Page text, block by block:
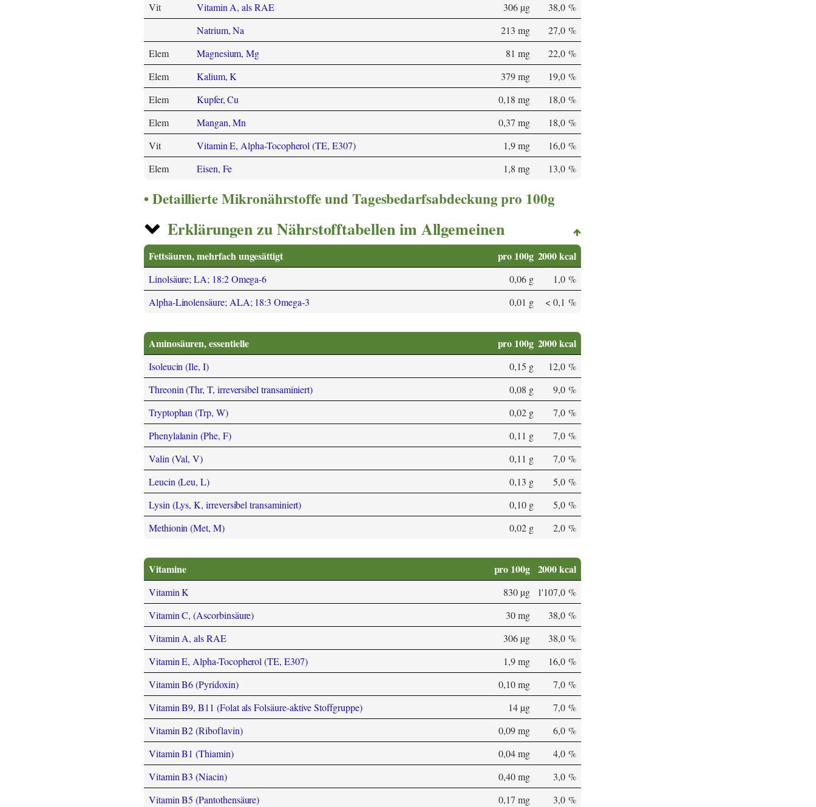
Vit
Vitamin A, als RAE 306 µg
38,0 %
Natrium, Na
213 mg
27,0 %
Elem
Magnesium, Mg 81 mg
22,0 %
Elem
Kalium, K 379 mg
19,0 %
Elem
Kupfer, Cu 0,18 mg
18,0 %
Elem
Mangan, Mn 0,37 mg
18,0 %
Vit
Vitamin E, Alpha-Tocopherol (TE, E307) 1,9 mg
16,0 %
Elem
Eisen, Fe 1,8 mg 13,0 %
Detaillierte Mikronährstoffe und Tagesbedarfsabdeckung pro 100g
Erklärungen zu Nährstofftabellen im Allgemeinen
Fettsäuren, mehrfach ungesättigt pro 100g 2000 kcal
Linolsäure; LA; 18:2 Omega-6 0,06 g
1,0 %
Alpha-Linolensäure; ALA; 18:3 Omega-3
0,01 g < 0,1 %
Aminosäuren, essentielle pro 100g 2000 kcal
Isoleucin (Ile, I) 0,15 g
12,0 %
Threonin (Thr, T, irreversibel transaminiert)
0,08 g
9,0 %
Tryptophan (Trp, W)
0,02 g
7,0 %
Phenylalanin (Phe, F)
0,11 g
7,0 %
Valin (Val, V)
0,11 g
7,0 %
Leucin (Leu, L)
0,13 g
5,0 %
Lysin (Lys, K, irreversibel transaminiert)
0,10 g
5,0 %
Methionin (Met, M)
0,02 g 2,0 %
Vitamine pro 100g 2000 kcal
Vitamin K 830 µg
1'107,0 %
Vitamin C, (Ascorbinsäure)
30 mg
38,0 %
Vitamin A, als RAE
306 µg
38,0 %
Vitamin E, Alpha-Tocopherol (TE, E307)
1,9 mg
16,0 %
Vitamin B6 (Pyridoxin)
0,10 mg
7,0 %
Vitamin B9, B11 (Folat als Folsäure-aktive Stoffgruppe)
14 µg
7,0 %
Vitamin B2 (Riboflavin)
0,09 mg
6,0 %
Vitamin B1 (Thiamin)
0,04 mg
4,0 %
Vitamin B3 (Niacin)
0,40 mg
3,0 %
Vitamin B5 (Pantothensäure)
0,17 mg
3,0 %